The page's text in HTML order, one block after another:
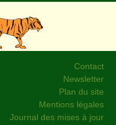
Contact
Newsletter
Plan du site
Mentions légales
Journal des mises à jour